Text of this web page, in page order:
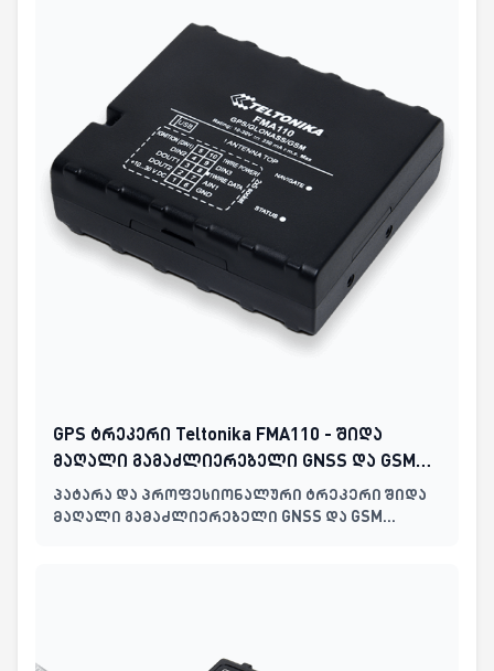
GPS ტრეკერი Teltonika FMA110 - შიდა
მაღალი გამაძლიერებელი GNSS და GSM
ანტენები, ბატარეის გარეშე
პატარა და პროფესიონალური ტრეკერი შიდა
მაღალი გამაძლიერებელი GNSS და GSM